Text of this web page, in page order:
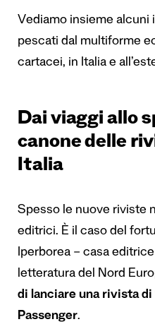
Vediamo insieme alcuni
pescati dal multiforme
cartacei, in Italia e
Dai viaggi allo
canone delle
Italia
Spesso le nuove riviste
editrici. È il caso del
Iperborea – casa
letteratura del Nord
di lanciare una rivista
Passenger.